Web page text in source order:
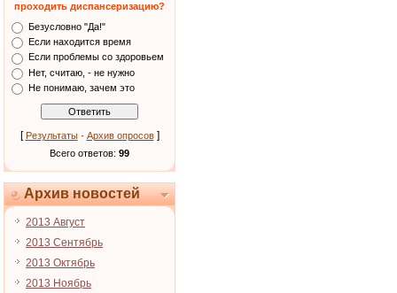
проходить диспансеризацию?
Безусловно "Да!"
Если находится время
Если проблемы со здоровьем
Нет, считаю, - не нужно
Не понимаю, зачем это
[ Результаты· Архив опросов]
Всего ответов: 99
Архив новостей
2013 Август
2013 Сентябрь
2013 Октябрь
2013 Ноябрь